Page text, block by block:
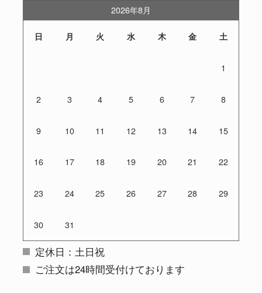
2026年8月
日 月 火 水 木 金 土
1
2 3 4 5 6 7 8
9 10 11 12 13 14 15
16 17 18 19 20 21 22
23 24 25 26 27 28 29
30 31
定休日：土日祝
ご注文は24時間受付けております